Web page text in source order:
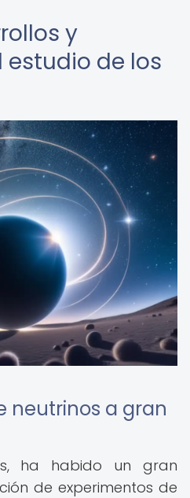
y
estudio de los
neutrinos a gran
ha habido un gran
de experimentos de